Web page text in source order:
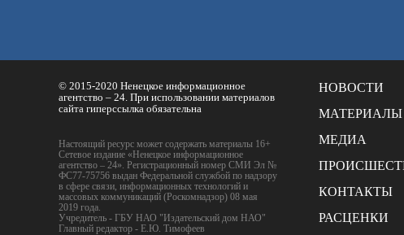
© 2015-2020 Ненецкое информационное
агентство – 24. При использовании материалов
сайта гиперссылка обязательна
Настоящий ресурс может содержать материалы 16+
Сетевое издание «Ненецкое информационное
агентство – 24». Регистрационный номер СМИ Эл №
ФС77-75756 выдан Федеральной службой по надзору
в сфере связи, информационных технологий и
массовых коммуникаций (Роскомнадзор) 08 мая
2019 года.
Учредитель - ГБУ НАО "Издательский дом НАО"
Главный редактор - Е.Ю. Тимофеев
НОВОСТИ
МАТЕРИАЛЫ
МЕДИА
КОНТАКТЫ
РАСЦЕНКИ